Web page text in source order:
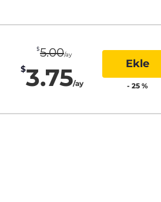
$5.00/ay
$3.75/ay
Ekle
- 25 %